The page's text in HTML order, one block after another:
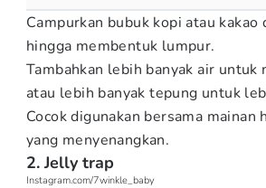
Campurkan bubuk kopi atau
hingga membentuk lumpur.
Tambahkan lebih banyak air
atau lebih banyak tepung untuk
Cocok digunakan bersama
yang menyenangkan.
2. Jelly trap
Instagram.com/7winkle_baby